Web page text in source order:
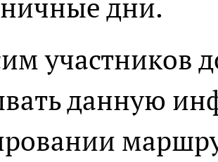
участников
данную